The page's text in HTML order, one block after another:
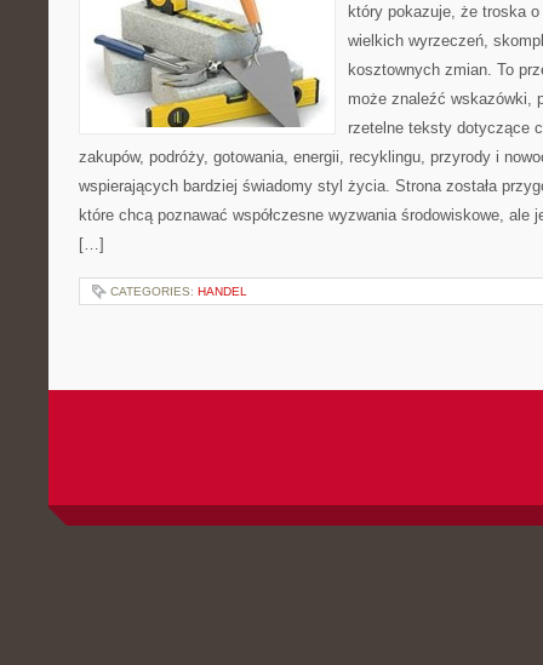
który pokazuje, że troska
wielkich wyrzeczeń,
kosztownych zmian. To
może znaleźć wskazówki,
rzetelne teksty dotyczące
zakupów, podróży, gotowania, energii, recyklingu, przyrody i
wspierających bardziej świadomy styl życia. Strona została
które chcą poznawać współczesne wyzwania środowiskowe, ale
[…]
CATEGORIES: HANDEL